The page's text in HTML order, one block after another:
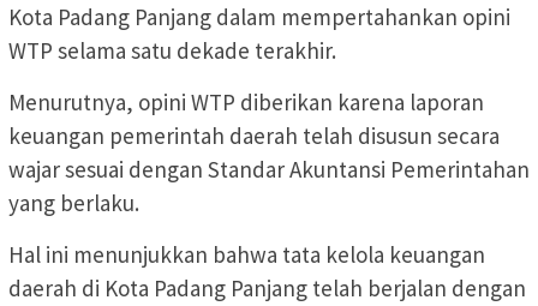
Kota Padang Panjang dalam mempertahankan opini
WTP selama satu dekade terakhir.
Menurutnya, opini WTP diberikan karena laporan
keuangan pemerintah daerah telah disusun secara
wajar sesuai dengan Standar Akuntansi Pemerintahan
yang berlaku.
Hal ini menunjukkan bahwa tata kelola keuangan
daerah di Kota Padang Panjang telah berjalan dengan